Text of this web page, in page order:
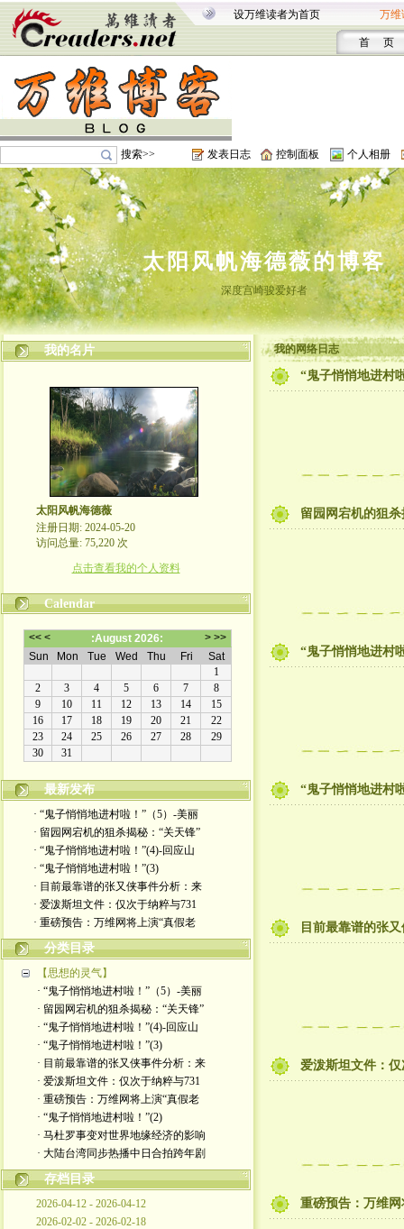
设万维读者为首页 万维
首 页
搜索>> 发表日志 控制面板 个人相册
太阳风帆海德薇的博客
深度宫崎骏爱好者
我的名片
太阳风帆海德薇
注册日期: 2024-05-20
访问总量: 75,220 次
点击查看我的个人资料
Calendar
最新发布
· “鬼子悄悄地进村啦！”（5）-美丽
· 留园网宕机的狙杀揭秘：“关天锋”
· “鬼子悄悄地进村啦！”(4)-回应山
· “鬼子悄悄地进村啦！”(3)
· 目前最靠谱的张又侠事件分析：来
· 爱泼斯坦文件：仅次于纳粹与731
· 重磅预告：万维网将上演“真假老
分类目录
【思想的灵气】
· “鬼子悄悄地进村啦！”（5）-美丽
· 留园网宕机的狙杀揭秘：“关天锋”
· “鬼子悄悄地进村啦！”(4)-回应山
· “鬼子悄悄地进村啦！”(3)
· 目前最靠谱的张又侠事件分析：来
· 爱泼斯坦文件：仅次于纳粹与731
· 重磅预告：万维网将上演“真假老
· “鬼子悄悄地进村啦！”(2)
· 马杜罗事变对世界地缘经济的影响
· 大陆台湾同步热播中日合拍跨年剧
存档目录
2026-04-12 - 2026-04-12
2026-02-02 - 2026-02-18
我的网络日志
“鬼子悄悄地进村
留园网宕机的狙
“鬼子悄悄地进村
“鬼子悄悄地进村
目前最靠谱的张
爱泼斯坦文件：
重磅预告：万维